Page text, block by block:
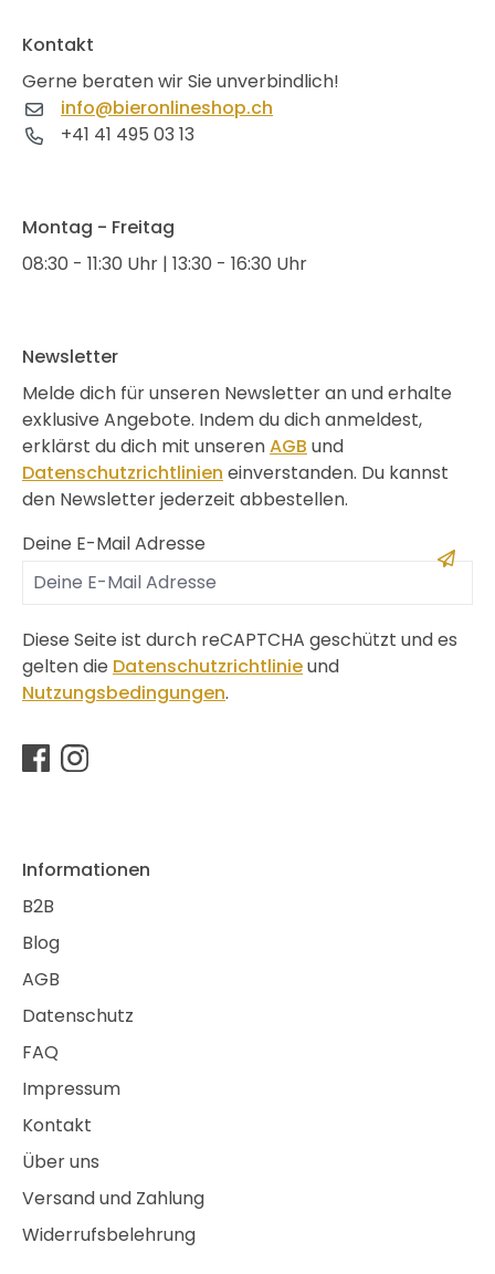
Kontakt
Gerne beraten wir Sie unverbindlich!
info@bieronlineshop.ch
+41 41 495 03 13
Montag - Freitag
08:30 - 11:30 Uhr | 13:30 - 16:30 Uhr
Newsletter
Melde dich für unseren Newsletter an und erhalte
exklusive Angebote. Indem du dich anmeldest,
erklärst du dich mit unserenAGB und
Datenschutzrichtlinien einverstanden. Du kannst
den Newsletter jederzeit abbestellen.
Deine E-Mail Adresse
Diese Seite ist durch reCAPTCHA geschützt und es
gelten die Datenschutzrichtlinieund
Nutzungsbedingungen.
Informationen
B2B
Blog
AGB
Datenschutz
FAQ
Impressum
Kontakt
Über uns
Versand und Zahlung
Widerrufsbelehrung